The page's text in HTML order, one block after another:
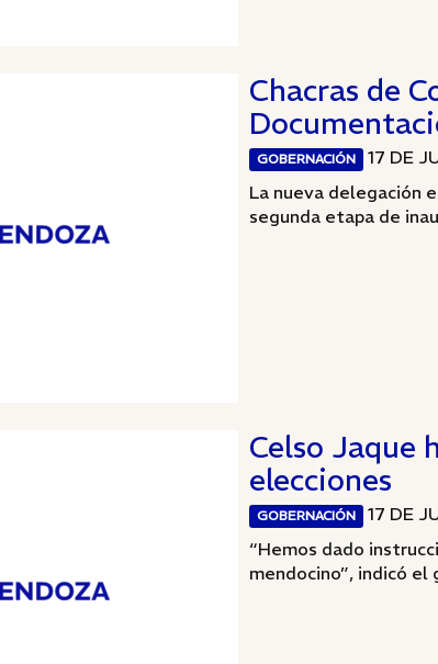
Chacras de
GOBERNACIÓN
17 DE
La nueva delegación
segunda etapa de
Celso Jaque
elecciones
GOBERNACIÓN
17 DE
“Hemos dado
mendocino”, indicó el